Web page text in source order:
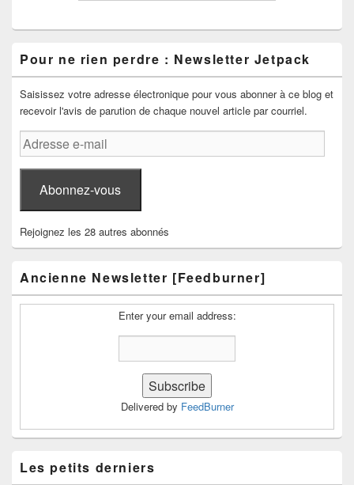
Pour ne rien perdre : Newsletter Jetpack
Saisissez votre adresse électronique pour vous abonner à ce blog et
recevoir l'avis de parution de chaque nouvel article par courriel.
Adresse
e-
mail
Abonnez-vous
Rejoignez les 28 autres abonnés
Ancienne Newsletter [Feedburner]
Enter your email address:
Delivered by FeedBurner
Les petits derniers